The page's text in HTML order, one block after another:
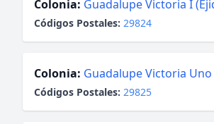
Colonia: Guadalupe Victoria I
Códigos Postales: 29824
Colonia: Guadalupe Victoria
Códigos Postales: 29825